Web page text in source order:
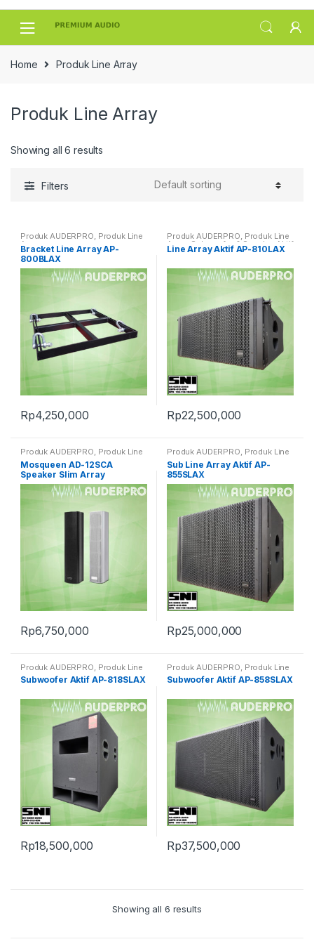
Skip
Skip
Home Produk Line Array
Produk Line Array
Showing all 6 results
Filters
Produk AUDERPRO, Produk Line
Array
Bracket Line Array AP-
800BLAX
Rp4,250,000
Produk AUDERPRO, Produk Line
Array ,Subwoofer & Speaker Aktif
PRO
Line Array Aktif AP-810LAX
Rp22,500,000
Produk AUDERPRO, Produk Line
Array
Mosqueen AD-12SCA
Speaker Slim Array
Rp6,750,000
Produk AUDERPRO, Produk Line
Array,Subwoofer & Speaker Aktif
PRO
Sub Line Array Aktif AP-
855SLAX
Rp25,000,000
Produk AUDERPRO Produk Line
Array Subwoofer & Speaker Aktif
PRO
Subwoofer Aktif AP-818SLAX
Rp18,500,000
Produk AUDERPRO Produk Line
Array Subwoofer & Speaker Aktif
PRO
Subwoofer Aktif AP-858SLAX
Rp37,500,000
Showing all 6 results